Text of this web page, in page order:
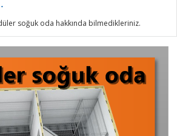
soğuk oda hakkında bilmedikleriniz.